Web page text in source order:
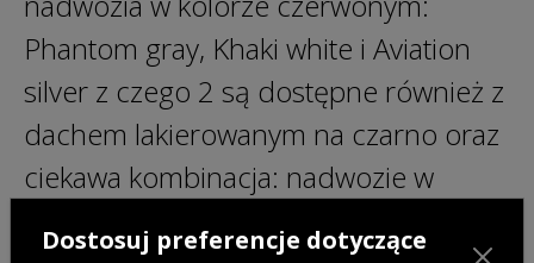
Phantom gray, Khaki white i Aviation
silver z czego 2 są dostępne również z
dachem lakierowanym na czarno oraz
ciekawa kombinacja: nadwozie w
Dostosuj preferencje dotyczące